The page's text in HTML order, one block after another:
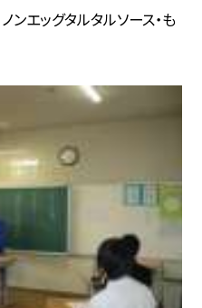
ンエッグタルタルソース・も